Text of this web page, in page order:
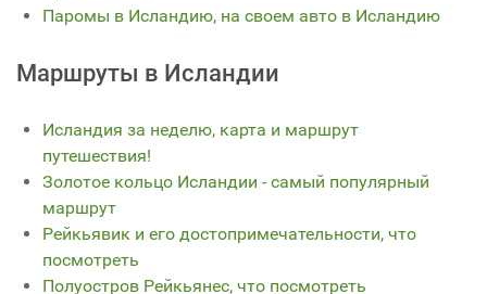
Паромы в Исландию, на своем авто в Исландию
Маршруты в Исландии
Исландия за неделю, карта и маршрут
путешествия!
Золотое кольцо Исландии - самый популярный
маршрут
Рейкьявик и его достопримечательности, что
посмотреть
Полуостров Рейкьянес, что посмотреть